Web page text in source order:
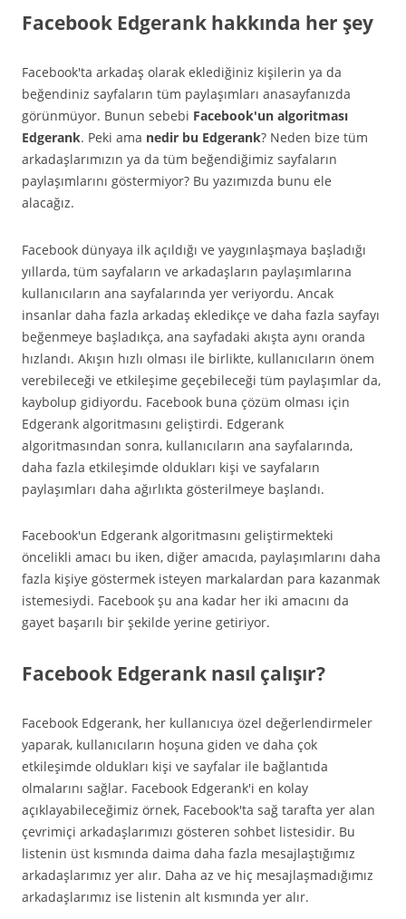
Facebook Edgerank hakkında her şey
Facebook'ta arkadaş olarak eklediğiniz kişilerin ya da
beğendiniz sayfaların tüm paylaşımları anasayfanızda
görünmüyor. Bunun sebebi Facebook'un algoritması
Edgerank. Peki ama nedir bu Edgerank? Neden bize tüm
arkadaşlarımızın ya da tüm beğendiğimiz sayfaların
paylaşımlarını göstermiyor? Bu yazımızda bunu ele
alacağız.
Facebook dünyaya ilk açıldığı ve yaygınlaşmaya başladığı
yıllarda, tüm sayfaların ve arkadaşların paylaşımlarına
kullanıcıların ana sayfalarında yer veriyordu. Ancak
insanlar daha fazla arkadaş ekledikçe ve daha fazla sayfayı
beğenmeye başladıkça, ana sayfadaki akışta aynı oranda
hızlandı. Akışın hızlı olması ile birlikte, kullanıcıların önem
verebileceği ve etkileşime geçebileceği tüm paylaşımlar da,
kaybolup gidiyordu. Facebook buna çözüm olması için
Edgerank algoritmasını geliştirdi. Edgerank
algoritmasından sonra, kullanıcıların ana sayfalarında,
daha fazla etkileşimde oldukları kişi ve sayfaların
paylaşımları daha ağırlıkta gösterilmeye başlandı.
Facebook'un Edgerank algoritmasını geliştirmekteki
öncelikli amacı bu iken, diğer amacıda, paylaşımlarını daha
fazla kişiye göstermek isteyen markalardan para kazanmak
istemesiydi. Facebook şu ana kadar her iki amacını da
gayet başarılı bir şekilde yerine getiriyor.
Facebook Edgerank nasıl çalışır?
Facebook Edgerank, her kullanıcıya özel değerlendirmeler
yaparak, kullanıcıların hoşuna giden ve daha çok
etkileşimde oldukları kişi ve sayfalar ile bağlantıda
olmalarını sağlar. Facebook Edgerank'i en kolay
açıklayabileceğimiz örnek, Facebook'ta sağ tarafta yer alan
çevrimiçi arkadaşlarımızı gösteren sohbet listesidir. Bu
listenin üst kısmında daima daha fazla mesajlaştığımız
arkadaşlarımız yer alır. Daha az ve hiç mesajlaşmadığımız
arkadaşlarımız ise listenin alt kısmında yer alır.